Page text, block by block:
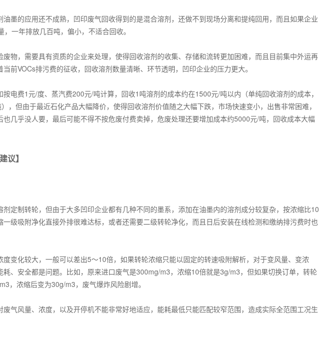
油墨的应用还不成熟，凹印废气回收得到的是混合溶剂，还做不到现场分离和提纯回用，而且如果企业
，一年排放几百吨，偏小，不适合回收。
废物，需要具有资质的企业来处理，使得回收溶剂的收集、存储和流转更加困难，而且目前集中外运再
当前VOCs排污费的征收，回收溶剂数量清晰、环节透明，凹印企业的压力更大。
按电费1元/度、蒸汽费200元/吨计算，回收1 吨溶剂的成本约在1500元/吨以内（单纯回收溶剂的成本，
），但由于最近石化产品大幅降价，使得回收溶剂价值随之大幅下跌，市场快速变小，出售非常困难，
也几乎没人要，最后可能不得不按危废付费卖掉，危废处理还要增加成本约5000元/吨，回收成本大幅
议】
定制转轮，但由于大多凹印企业都有几种不同的墨系，添加在油墨内的溶剂成分较复杂，按浓缩比10
一级吸附净化直接外排很难达标，或者还需要二级转轮净化，而且日后安装在线检测和缴纳排污费时也
变化较大，一般可以差出5～10倍，如果转轮浓缩只能以固定的转速吸附解析，对于变风量、变浓
、安全都是问题。比如，原来进口废气是300mg/m3，浓缩10倍就是3g/m3，但如果切换订单，转轮
，浓缩后变为30g/m3，废气爆炸风险剧增。
气风量、浓度，以及开停机不能非常好地适应，能耗最低只能匹配较窄范围，造成实际全范围工况生